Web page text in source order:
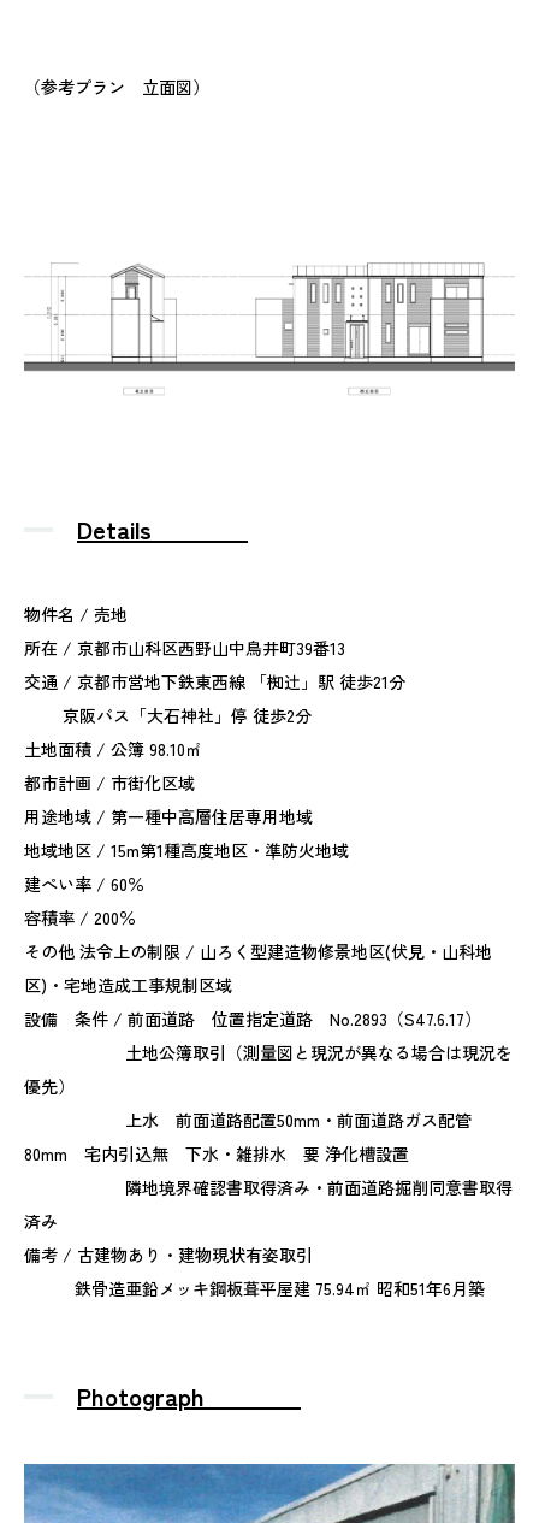
（参考プラン 立面図）
Details
物件名 / 売地
所在 / 京都市山科区西野山中鳥井町39番13
交通 / 京都市営地下鉄東西線 「椥辻」駅 徒歩21分
京阪バス「大石神社」停 徒歩2分
土地面積 / 公簿 98.10㎡
都市計画 / 市街化区域
用途地域 / 第一種中高層住居専用地域
地域地区 / 15m第1種高度地区・準防火地域
建ぺい率 / 60％
容積率 / 200％
その他 法令上の制限 / 山ろく型建造物修景地区(伏見・山科地
区)・宅地造成工事規制区域
設備 条件 / 前面道路 位置指定道路 No.2893（S47.6.17）
土地公簿取引（測量図と現況が異なる場合は現況を
優先）
上水 前面道路配置50mm・前面道路ガス配管
80mm 宅内引込無 下水・雑排水 要 浄化槽設置
隣地境界確認書取得済み・前面道路掘削同意書取得
済み
備考 / 古建物あり・建物現状有姿取引
鉄骨造亜鉛メッキ鋼板葺平屋建 75.94㎡ 昭和51年6月築
Photograph